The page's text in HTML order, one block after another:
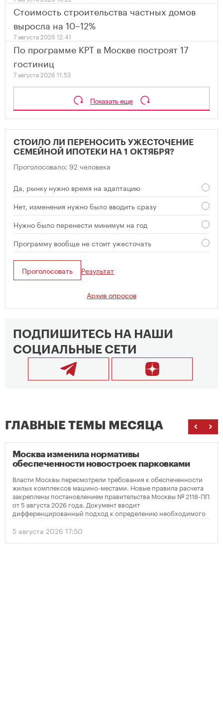
Стоимость строительства частных домов
выросла на 10–12%
7 августа 2026 12:41
По программе КРТ в Москве построят 17
гостиниц
7 августа 2026 11:53
Показать еще
СТОИЛО ЛИ ПЕРЕНОСИТЬ УЖЕСТОЧЕНИЕ
СЕМЕЙНОЙ ИПОТЕКИ НА 1 ОКТЯБРЯ?
Проголосовало: 92 человека
Да, рынку нужно время на адаптацию
Нет, изменения нужно было вводить сразу
Нужно было перенести минимум на год
Программу вообще не стоит ужесточать
Проголосовать Результат
Архив опросов
ПОДПИШИТЕСЬ НА НАШИ
СОЦИАЛЬНЫЕ СЕТИ
ГЛАВНЫЕ ТЕМЫ МЕСЯЦА
Москва изменила нормативы
обеспеченности новостроек парковками
Власти Москвы пересмотрели требования к обеспеченности
жилых комплексов машино-местами. Новые правила расчета
закреплены постановлением правительства Москвы № 2118-ПП
от 5 августа 2026 года. Документ вводит
дифференцированный подход к определению необходимого
количества парковок в зависимости от площади квартир и
устанавливает переходный период для уже согласованных
проектов.
5 августа 2026 17:50